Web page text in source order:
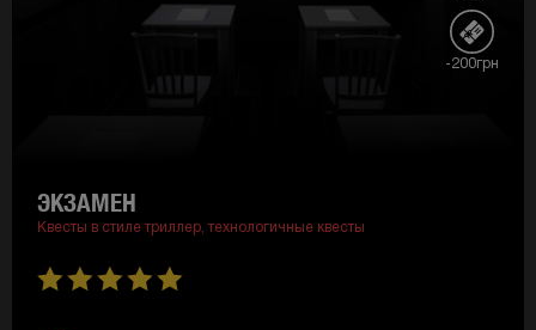
-200грн
ЭКЗАМЕН
Квесты в стиле триллер,технологичные квесты